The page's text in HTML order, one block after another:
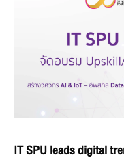
IT SPU leads digital